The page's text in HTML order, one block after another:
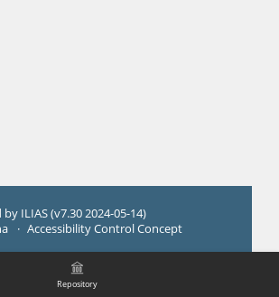
Repository
ILIAS (v7.30 2024-05-14)
Accessibility Control Concept